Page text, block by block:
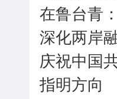
在鲁台青
深化两岸
庆祝中国
指明方向